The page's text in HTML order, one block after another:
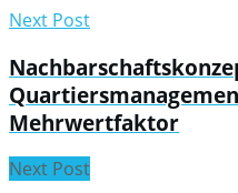
Next Post
Mehrwertfaktor
Next Post